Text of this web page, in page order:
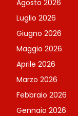
Agosto 2026
Luglio 2026
Giugno 2026
Maggio 2026
Aprile 2026
Marzo 2026
Febbraio 2026
Gennaio 2026